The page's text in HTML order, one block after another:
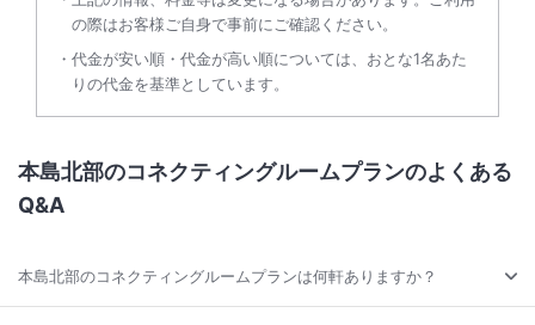
の際はお客様ご自身で事前にご確認ください。
代金が安い順・代金が高い順については、おとな1名あた
りの代金を基準としています。
本島北部のコネクティングルームプランのよくある
Q&A
本島北部のコネクティングルームプランは何軒ありますか？